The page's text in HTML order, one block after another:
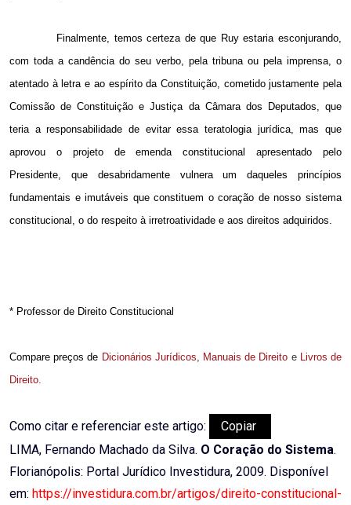
Finalmente, temos certeza de que Ruy estaria esconjurando,
com toda a candência do seu verbo, pela tribuna ou pela imprensa, o
atentado à letra e ao espírito da Constituição, cometido justamente pela
Comissão de Constituição e Justiça da Câmara dos Deputados, que
teria a responsabilidade de evitar essa teratologia jurídica, mas que
aprovou o projeto de emenda constitucional apresentado pelo
Presidente, que desabridamente vulnera um daqueles princípios
fundamentais e imutáveis que constituem o coração de nosso sistema
constitucional, o do respeito à irretroatividade e aos direitos adquiridos.
* Professor de Direito Constitucional
Compare preços de Dicionários Jurídicos, Manuais de Direito e Livros de
Direito.
Como citar e referenciar este artigo:
Copiar
LIMA, Fernando Machado da Silva. O Coração do Sistema.
Florianópolis: Portal Jurídico Investidura, 2009. Disponível
em: https://investidura.com.br/artigos/direito-constitucional-